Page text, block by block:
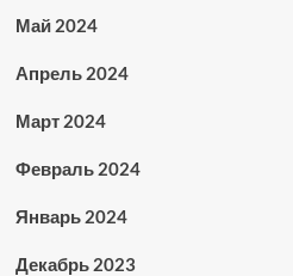
Май 2024
Апрель 2024
Март 2024
Февраль 2024
Январь 2024
Декабрь 2023